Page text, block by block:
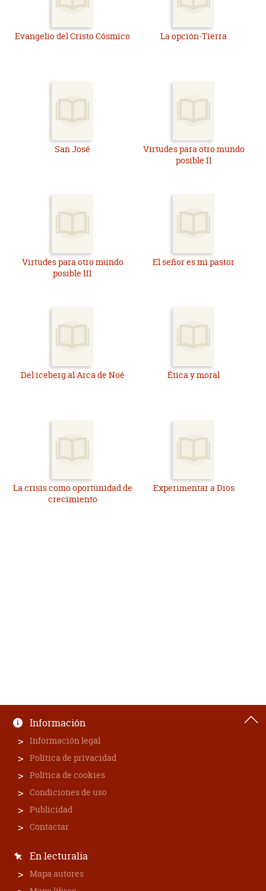
Evangelio del Cristo Cósmico La opción-Tierra
San José
Virtudes para otro mundo
posible II
Virtudes para otro mundo
posible III
El señor es mi pastor
Del iceberg al Arca de Noé Ética y moral
La crisis como oportunidad de
crecimiento
Experimentar a Dios
Información
Información legal
Política de privacidad
Política de cookies
Condiciones de uso
Publicidad
Contactar
En lecturalia
Mapa autores